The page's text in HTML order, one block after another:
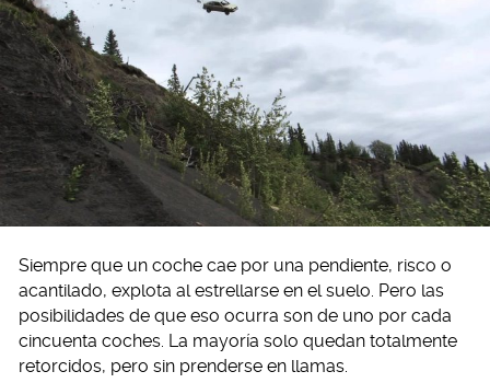
Siempre que un coche cae por una pendiente, risco o
acantilado, explota al estrellarse en el suelo. Pero las
posibilidades de que eso ocurra son de uno por cada
cincuenta coches. La mayoría solo quedan totalmente
retorcidos, pero sin prenderse en llamas.